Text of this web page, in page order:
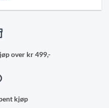
over kr 499,-
kjøp